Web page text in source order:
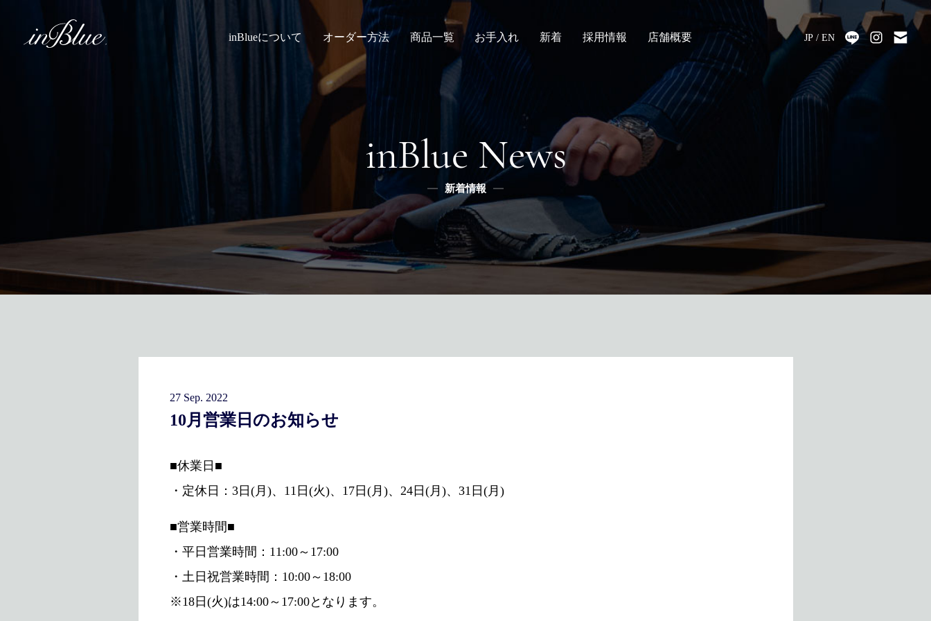
inBlueについて
こだわり
縫製
Q&A
オーダー方法
倉敷店でのオーダー
全国オーダー会
ふるさと納税
商品一覧
デニムスーツ
メンズ
レディース
ふるさと納税
ふるさとチョイス
楽天
ふるなび
お手入れ
取扱方法
新着
社長ブログ
スタッフブログ
採用情報 店舗概要
アクセス
会社情報
JP EN
inBlue News
新着情報
27 Sep. 2022
10月営業日のお知らせ
■休業日■
・定休日：3日(月)、11日(火)、17日(月)、24日(月)、31日(月)
■営業時間■
・平日営業時間：11:00～17:00
・土日祝営業時間：10:00～18:00
※18日(火)は14:00～17:00となります。